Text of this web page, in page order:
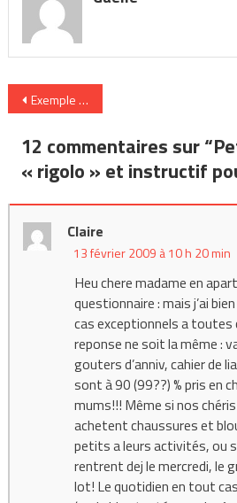
Navigation
de
l’article
Exemple original d’articulation des
12 commentaires sur “
« rigolo » et instructif
Claire
13 février 2009 à 10 h 20 min
Heu chere madame en
questionnaire : mais j’ai
cas exceptionnels a toutes
reponse ne soit la même :
gouters d’anniv, cahier de
sont à 90 (99??) % pris en
mums!!! Même si nos
achetent chaussures et
petits a leurs activités, ou
rentrent dej le mercredi, le
lot! Le quotidien en tout